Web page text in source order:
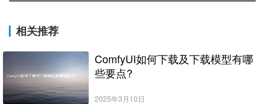
相关推荐
ComfyUI如何下载及下载模型有哪
些要点?
2025年3月10日